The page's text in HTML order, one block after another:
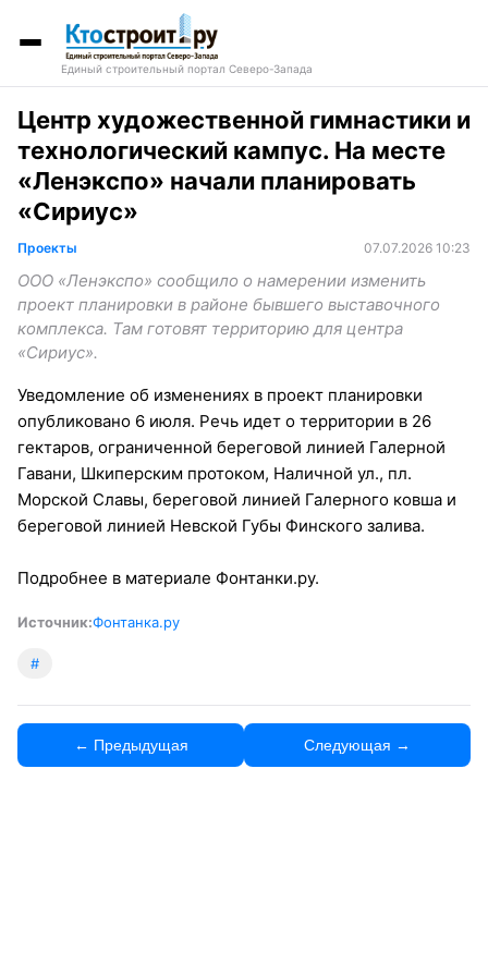
Единый строительный портал Северо-Запада
Центр художественной гимнастики и
технологический кампус. На месте
«Ленэкспо» начали планировать
«Сириус»
Проекты 07.07.2026 10:23
ООО «Ленэкспо» сообщило о намерении изменить
проект планировки в районе бывшего выставочного
комплекса. Там готовят территорию для центра
«Сириус».
Уведомление об изменениях в проект планировки
опубликовано 6 июля. Речь идет о территории в 26
гектаров, ограниченной береговой линией Галерной
Гавани, Шкиперским протоком, Наличной ул., пл.
Морской Славы, береговой линией Галерного ковша и
береговой линией Невской Губы Финского залива.
Подробнее в материале Фонтанки.ру.
Источник:Фонтанка.ру
#
← Предыдущая Следующая →